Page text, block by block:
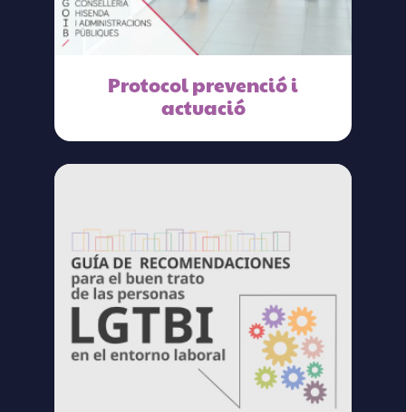
Protocol prevenció i
actuació